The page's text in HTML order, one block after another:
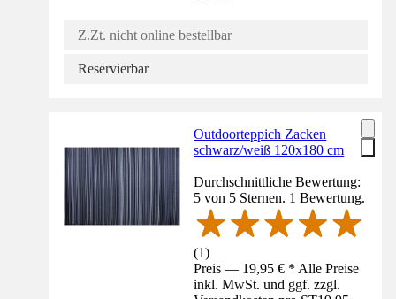
Z.Zt. nicht online bestellbar
Reservierbar
Outdoorteppich Zacken
schwarz/weiß 120x180 cm
Durchschnittliche Bewertung:
5 von 5 Sternen. 1 Bewertung.
(1)
Preis — 19,95 € * Alle Preise
inkl. MwSt. und ggf. zzgl.